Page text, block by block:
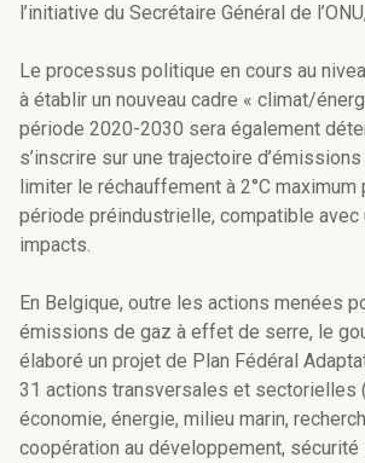
l’initiative du Secrétaire Général de
Le processus politique en cours au
à établir un nouveau cadre « climat/
période 2020-2030 sera également
s’inscrire sur une trajectoire
limiter le réchauffement à 2°C maximum
période préindustrielle, compatible avec
impacts.
En Belgique, outre les actions menées
émissions de gaz à effet de serre, le
élaboré un projet de Plan Fédéral
31 actions transversales et sectorielles
économie, énergie, milieu marin,
coopération au développement, sécurité